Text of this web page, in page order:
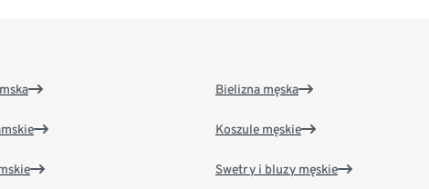
Bielizna męska
Koszule męskie
Swetry i bluzy męskie